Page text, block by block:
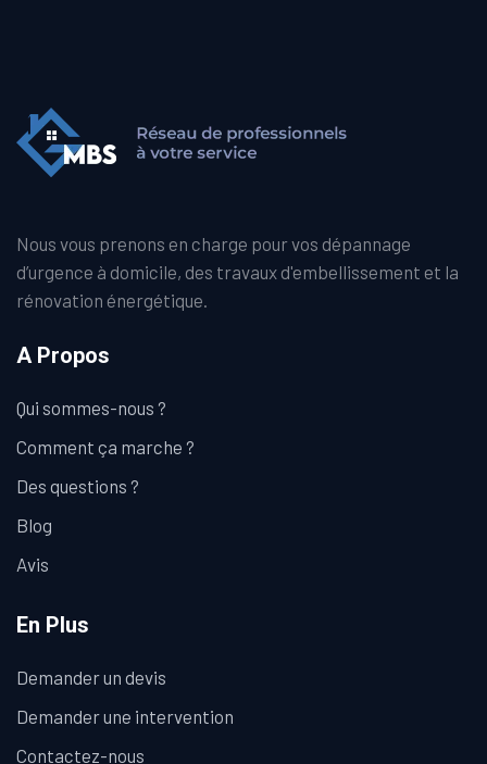
Nous vous prenons en charge pour vos dépannage
d’urgence à domicile, des travaux d'embellissement et la
rénovation énergétique.
A Propos
Qui sommes-nous ?
Comment ça marche ?
Des questions ?
Blog
Avis
En Plus
Demander un devis
Demander une intervention
Contactez-nous